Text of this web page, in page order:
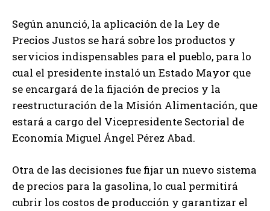
Según anunció, la aplicación de la Ley de
Precios Justos se hará sobre los productos y
servicios indispensables para el pueblo, para lo
cual el presidente instaló un Estado Mayor que
se encargará de la fijación de precios y la
reestructuración de la Misión Alimentación, que
estará a cargo del Vicepresidente Sectorial de
Economía Miguel Ángel Pérez Abad.
Otra de las decisiones fue fijar un nuevo sistema
de precios para la gasolina, lo cual permitirá
cubrir los costos de producción y garantizar el